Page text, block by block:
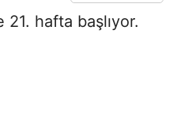
21. hafta başlıyor.